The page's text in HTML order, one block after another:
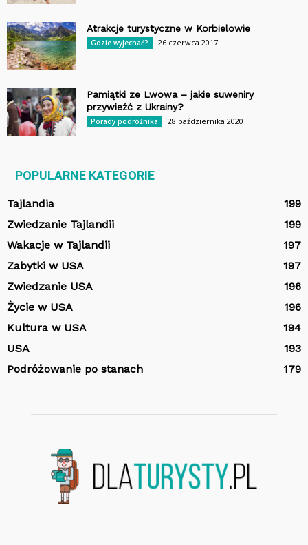
Atrakcje turystyczne w Korbielowie
Gdzie wyjechać? 26 czerwca 2017
Pamiątki ze Lwowa – jakie suweniry
przywieźć z Ukrainy?
Porady podróżnika 28 października 2020
POPULARNE KATEGORIE
Tajlandia
199
Zwiedzanie Tajlandii
199
Wakacje w Tajlandii
197
Zabytki w USA
197
Zwiedzanie USA
196
Życie w USA
196
Kultura w USA
194
USA
193
Podróżowanie po stanach
179